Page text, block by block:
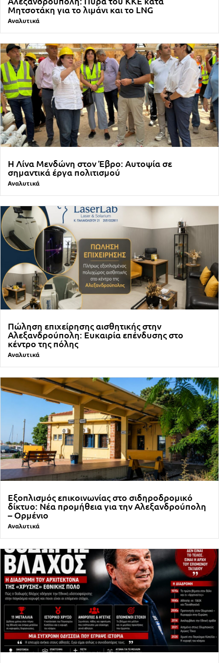
Μητσοτάκη για το λιμάνι και το LNG
Αναλυτικά
Η Λίνα Μενδώνη στον Έβρο: Αυτοψία σε
σημαντικά έργα πολιτισμού
Αναλυτικά
Πώληση επιχείρησης αισθητικής στην
Αλεξανδρούπολη: Ευκαιρία επένδυσης στο
κέντρο της πόλης
Αναλυτικά
Εξοπλισμός επικοινωνίας στο σιδηροδρομικό
δίκτυο: Νέα προμήθεια για την Αλεξανδρούπολη
– Ορμένιο
Αναλυτικά